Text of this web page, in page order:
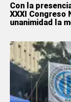
Con la
XXXI Congreso
unanimidad la